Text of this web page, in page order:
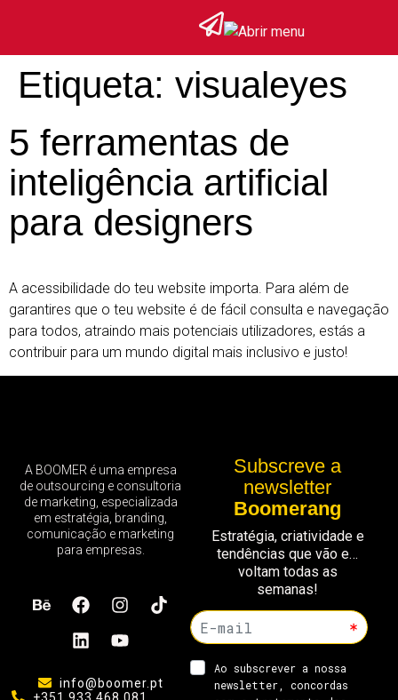
Etiqueta: visualeyes
5 ferramentas de
inteligência artificial
para designers
A acessibilidade do teu website importa. Para além de
garantires que o teu website é de fácil consulta e navegação
para todos, atraindo mais potenciais utilizadores, estás a
contribuir para um mundo digital mais inclusivo e justo!
A BOOMER é uma empresa
de outsourcing e consultoria
de marketing, especializada
em estratégia, branding,
comunicação e marketing
para empresas.
info@boomer.pt
Subscreve a
newsletter
Boomerang
Estratégia, criatividade e
tendências que vão e…
voltam todas as
semanas!